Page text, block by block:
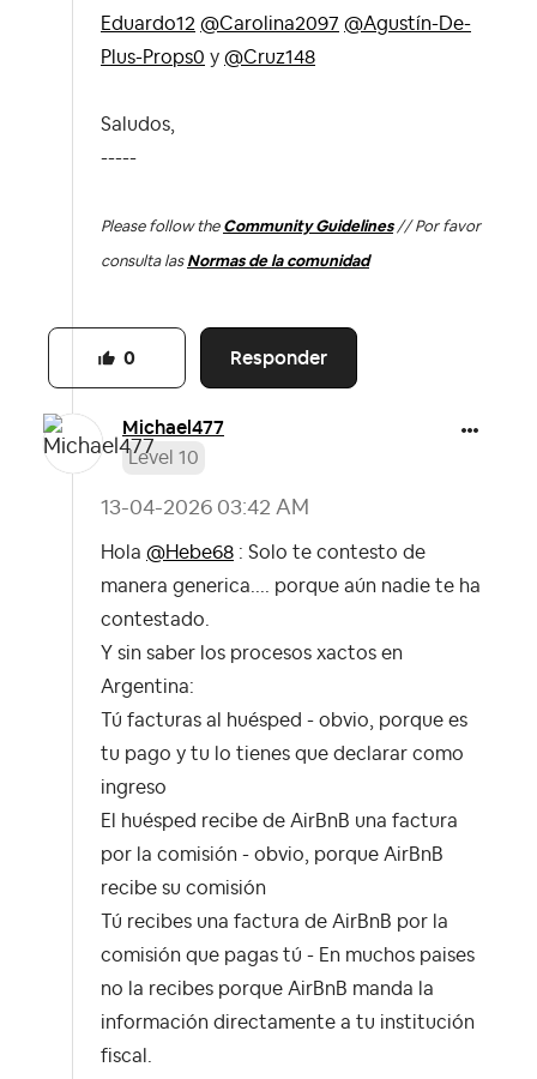
Eduardo12 @Carolina2097 @Agustín-De-
Plus-Props0 y @Cruz148
Saludos,
-----
Please follow the Community Guidelines// Por favor
consulta las Normas de la comunidad
Responder
0
Michael477
Level 10
‎13-04-2026 03:42 AM
Hola @Hebe68 : Solo te contesto de
manera generica.... porque aún nadie te ha
contestado.
Y sin saber los procesos xactos en
Argentina:
Tú facturas al huésped - obvio, porque es
tu pago y tu lo tienes que declarar como
ingreso
El huésped recibe de AirBnB una factura
por la comisión - obvio, porque AirBnB
recibe su comisión
Tú recibes una factura de AirBnB por la
comisión que pagas tú - En muchos paises
no la recibes porque AirBnB manda la
información directamente a tu institución
fiscal.